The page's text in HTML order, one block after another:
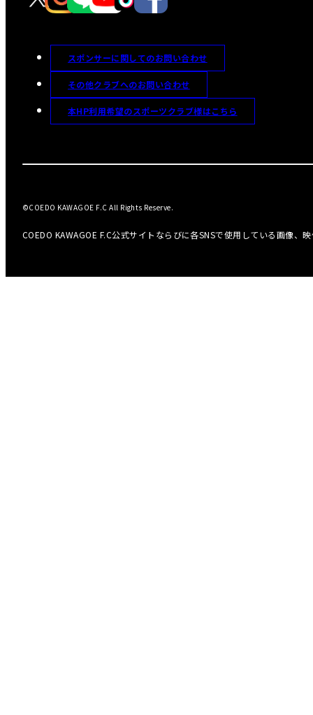
スポンサーに関してのお問い合わせ
その他クラブへのお問い合わせ
本HP利用希望のスポーツクラブ様はこちら
COEDO KAWAGOE F.C公式サイトならびに各SNSで使用している画像、
©COEDO KAWAGOE F.C All Rights Reserve.